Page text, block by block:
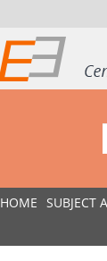
HOME SUBJECT